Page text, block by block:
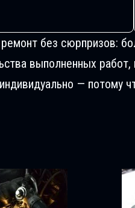
без сюрпризов:
выполненных
— потому